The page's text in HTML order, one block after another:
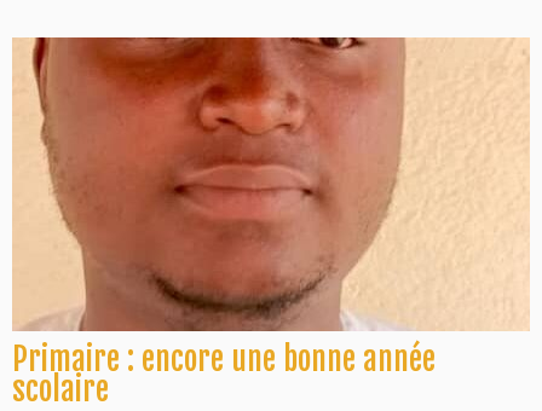
Primaire : encore une bonne année
scolaire